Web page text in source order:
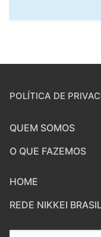
POLÍTICA DE
QUEM SOMOS
O QUE FAZEMOS
HOME
REDE NIKKEI BRASIL